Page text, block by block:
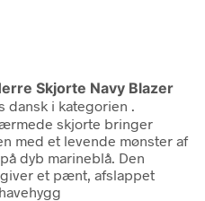
Skjorte Navy Blazer
dansk i kategorien .
skjorte bringer
med et levende mønster af
dyb marineblå. Den
et pænt, afslappet